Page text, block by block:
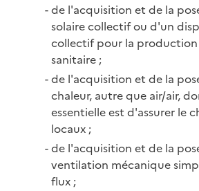
de l'acquisition et de la
solaire collectif ou d'un
collectif pour la
sanitaire ;
de l'acquisition et de la
chaleur, autre que air/air,
essentielle est d'assurer le
locaux ;
de l'acquisition et de la
ventilation mécanique
flux ;